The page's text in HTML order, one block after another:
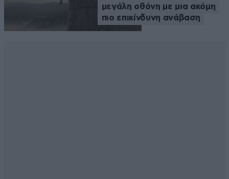
μεγάλη οθόνη με μια ακόμη
πιο επικίνδυνη ανάβαση